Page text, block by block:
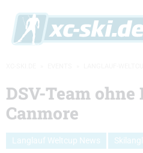
DSV-Team ohne
Canmore
Langlauf Weltcup News